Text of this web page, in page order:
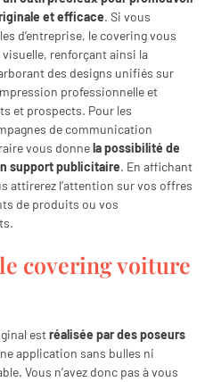
et efficace. Si vous
d’entreprise, le covering vous
renforçant ainsi la
des designs unifiés sur
professionnelle et
et prospects. Pour les
de communication
vous donnela possibilité de
support publicitaire. En affichant
attirerez l’attention sur vos offres
de produits ou vos
covering voiture
estréalisée par des poseurs
application sans bulles ni
Vous n’avez donc pas à vous